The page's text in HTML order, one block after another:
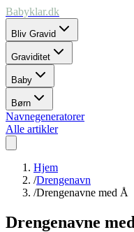
Babyklar.dk
Bliv Gravid
Graviditet
Baby
Børn
Navnegeneratorer
Alle artikler
Hjem
/Drengenavn
/Drengenavne med Å
Drengenavne